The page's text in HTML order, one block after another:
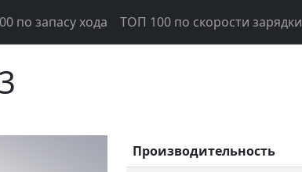
по запасу хода ТОП 100 по скорости зарядки
Производительность